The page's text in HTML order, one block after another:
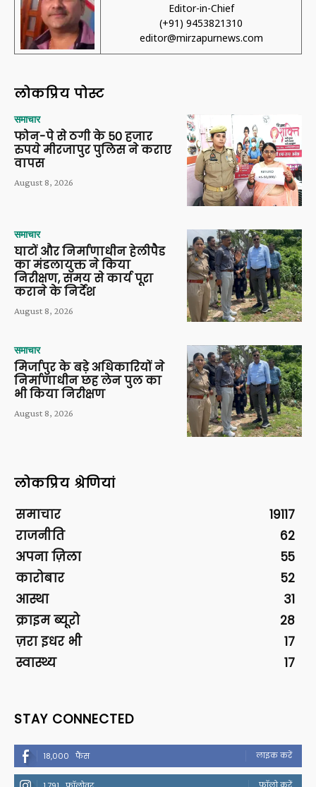
Editor-in-Chief
(+91) 9453821310
editor@mirzapurnews.com
लोकप्रिय पोस्ट
समाचार
फोन-पे से ठगी के 50 हजार
रुपये मीरजापुर पुलिस ने कराए
वापस
August 8, 2026
समाचार
घाटों और निर्माणाधीन हेलीपैड
का मंडलायुक्त ने किया
निरीक्षण, समय से कार्य पूरा
कराने के निर्देश
August 8, 2026
समाचार
मिर्जापुर के बड़े अधिकारियों ने
निर्माणाधीन छह लेन पुल का
भी किया निरीक्षण
August 8, 2026
लोकप्रिय श्रेणियां
समाचार
19117
राजनीति
62
अपना ज़िला
55
कारोबार
52
आस्था
31
क्राइम ब्यूरो
28
ज़रा इधर भी
17
स्वास्थ्य
17
STAY CONNECTED
18,000 फैंस लाइक करें